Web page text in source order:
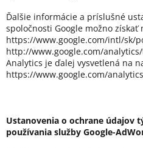
Ďalšie informácie a príslušné
spoločnosti Google možno získať
https://www.google.com/intl/sk/
http://www.google.com/
Analytics je ďalej vysvetlená na
https://www.google.com/
Ustanovenia o ochrane údajov
používania služby Google-